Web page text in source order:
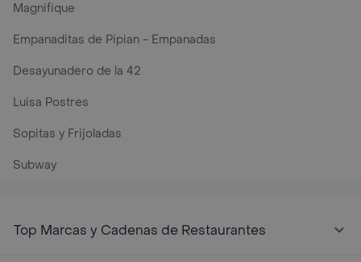
Magnifique
Empanaditas de Pipian - Empanadas
Desayunadero de la 42
Luisa Postres
Sopitas y Frijoladas
Subway
Top Marcas y Cadenas de Restaurantes